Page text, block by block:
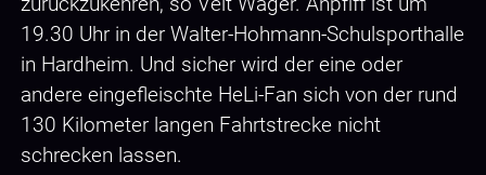
19.30 Uhr in der Walter-Hohmann-Schulsporthalle
in Hardheim. Und sicher wird der eine oder
andere eingefleischte HeLi-Fan sich von der rund
130 Kilometer langen Fahrtstrecke nicht
schrecken lassen.